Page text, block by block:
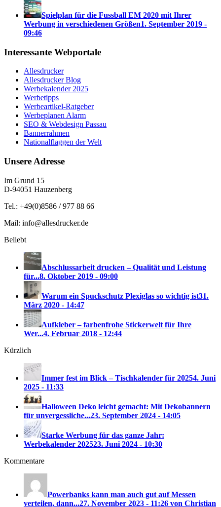
Spielplan für die Fussball EM 2020 mit Ihrer
Werbung in verschiedenen Größen1. September 2019 -
09:46
Interessante Webportale
Allesdrucker
Allesdrucker Blog
Werbekalender 2025
Werbetipps
Werbeartikel-Ratgeber
Werbeplanen Alarm
SEO & Webdesign Passau
Bannerrahmen
Nationalflaggen der Welt
Unsere Adresse
Im Grund 15
D-94051 Hauzenberg
Tel.: +49(0)8586 / 977 88 66
Mail: info@allesdrucker.de
Beliebt
Abschlussarbeit drucken – Qualität und Leistung
für...8. Oktober 2019 - 09:00
Warum ein Spuckschutz Plexiglas so wichtig ist31.
März 2020 - 14:47
Aufkleber – farbenfrohe Stickerwelt für Ihre
Wer...4. Februar 2018 - 12:44
Kürzlich
Immer fest im Blick – Tischkalender für 20254. Juni
2025 - 11:33
Halloween Deko leicht gemacht: Mit Dekobannern
für unvergessliche...23. September 2024 - 14:05
Starke Werbung für das ganze Jahr:
Werbekalender 202523. Juni 2024 - 10:30
Kommentare
Powerbanks kann man auch gut auf Messen
verteilen, dann...27. November 2023 - 11:26 von Christian